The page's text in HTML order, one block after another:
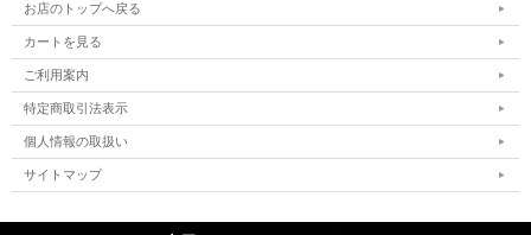
お店のトップへ戻る
カートを見る
ご利用案内
特定商取引法表示
個人情報の取扱い
サイトマップ